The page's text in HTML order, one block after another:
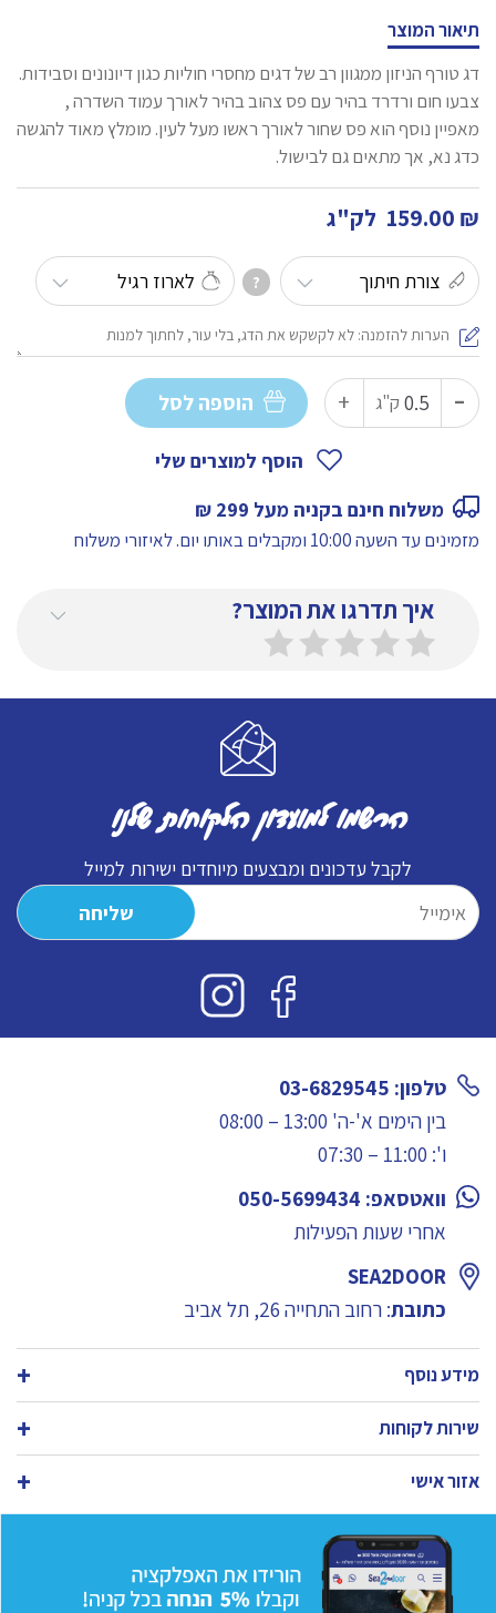
תיאור המוצר
דג טורף הניזון ממגוון רב של דגים מחסרי חוליות כגון דיונונים וסבידות.
צבעו חום ורדרד בהיר עם פס צהוב בהיר לאורך עמוד השדרה ,
מאפיין נוסף הוא פס שחור לאורך ראשו מעל לעין. מומלץ מאוד להגשה
כדג נא, אך מתאים גם לבישול.
159.00 ₪ לק"ג
?
-
כמות
של
ק"ג + הוספה לסל
הוסף למוצרים שלי
משלוח חינם בקניה מעל 299 ₪
מזמינים עד השעה 10:00 ומקבלים באותו יום. לאיזורי משלוח
איך תדרגו את המוצר?
הרשמו למועדון הלקוחות שלנו
לקבל עדכונים ומבצעים מיוחדים ישירות למייל
טלפון: 03-6829545
בין הימים א'-ה' 13:00 – 08:00
ו': 11:00 – 07:30
וואטסאפ: 050-5699434
אחרי שעות הפעילות
SEA2DOOR
כתובת: רחוב התחייה 26, תל אביב
מידע נוסף
שירות לקוחות
אזור אישי